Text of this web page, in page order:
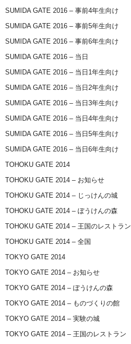
SUMIDA GATE 2016 – 事前4年生向け
SUMIDA GATE 2016 – 事前5年生向け
SUMIDA GATE 2016 – 事前6年生向け
SUMIDA GATE 2016 – 当日
SUMIDA GATE 2016 – 当日1年生向け
SUMIDA GATE 2016 – 当日2年生向け
SUMIDA GATE 2016 – 当日3年生向け
SUMIDA GATE 2016 – 当日4年生向け
SUMIDA GATE 2016 – 当日5年生向け
SUMIDA GATE 2016 – 当日6年生向け
TOHOKU GATE 2014
TOHOKU GATE 2014 – お知らせ
TOHOKU GATE 2014 – じっけんの城
TOHOKU GATE 2014 – ぼうけんの森
TOHOKU GATE 2014 – 王国のレストラン
TOHOKU GATE 2014 – 全国
TOKYO GATE 2014
TOKYO GATE 2014 – お知らせ
TOKYO GATE 2014 – ぼうけんの森
TOKYO GATE 2014 – ものづくりの館
TOKYO GATE 2014 – 実験の城
TOKYO GATE 2014 – 王国のレストラン